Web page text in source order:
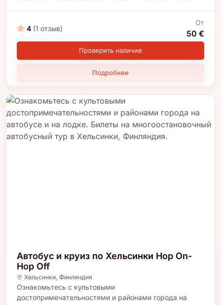
4 (1 отзыв)
От
50 €
Проверить наличие
Подробнее
Автобус и круиз по Хельсинки Hop On-
Hop Off
Хельсинки, Финляндия
Ознакомьтесь с культовыми
достопримечательностями и районами города на